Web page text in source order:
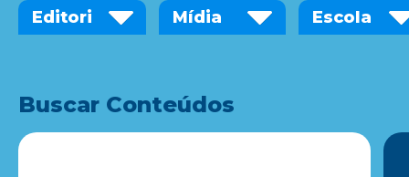
Buscar Conteúdos